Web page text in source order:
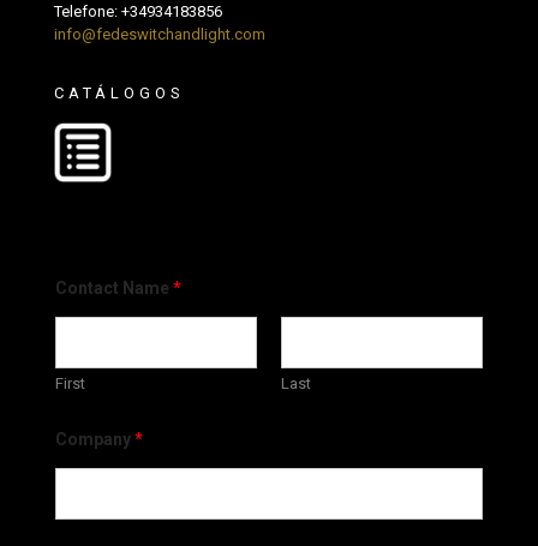
Telefone: +34934183856
info@fedeswitchandlight.com
CATÁLOGOS
Contact Name *
First Last
Company*